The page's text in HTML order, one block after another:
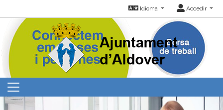
Idioma Accedir